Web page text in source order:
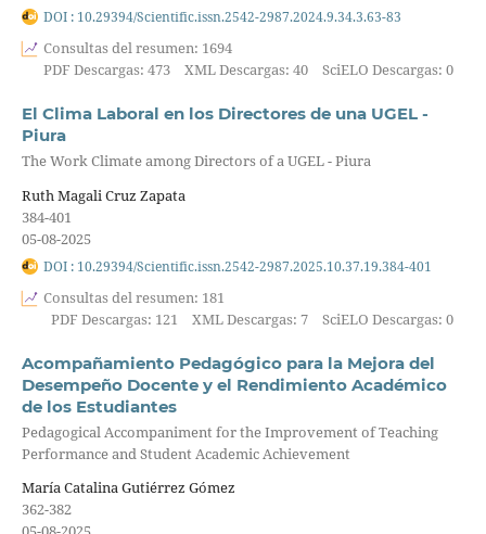
DOI : 10.29394/Scientific.issn.2542-2987.2024.9.34.3.63-83
Consultas del resumen: 1694
PDF Descargas: 473
XML Descargas: 40 SciELO Descargas: 0
El Clima Laboral en los Directores de una UGEL -
Piura
The Work Climate among Directors of a UGEL - Piura
Ruth Magali Cruz Zapata
384-401
05-08-2025
DOI : 10.29394/Scientific.issn.2542-2987.2025.10.37.19.384-401
Consultas del resumen: 181
PDF Descargas: 121
XML Descargas: 7 SciELO Descargas: 0
Acompañamiento Pedagógico para la Mejora del
Desempeño Docente y el Rendimiento Académico
de los Estudiantes
Pedagogical Accompaniment for the Improvement of Teaching
Performance and Student Academic Achievement
María Catalina Gutiérrez Gómez
362-382